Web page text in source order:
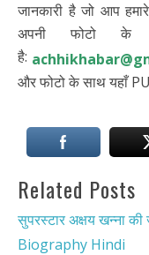
जानकारी है जो आप
अपनी फोटो के
है:
और फोटो के साथ यहाँ
Related Posts
सुपरस्टार अक्षय खन्ना
Biography Hindi